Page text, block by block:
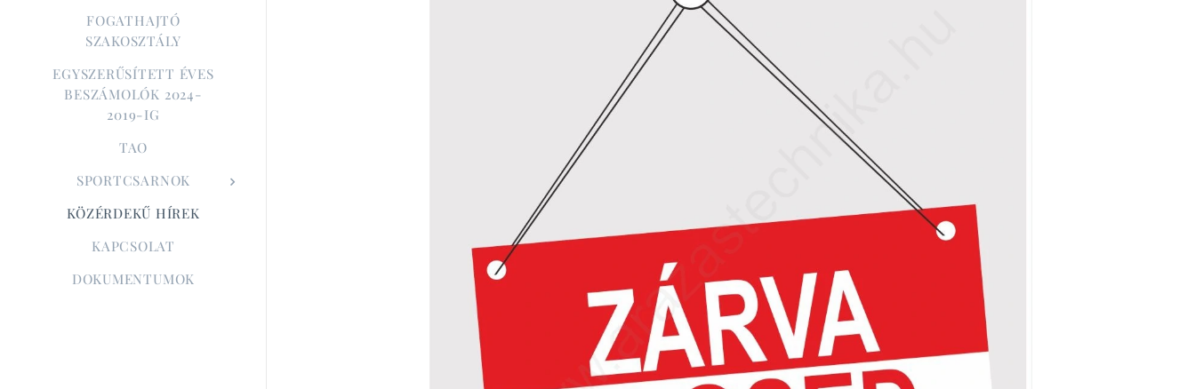
FOGATHAJTÓ
SZAKOSZTÁLY
EGYSZERŰSÍTETT ÉVES
BESZÁMOLÓK 2024-
2019-IG
TAO
SPORTCSARNOK
KÖZÉRDEKŰ HÍREK
KAPCSOLAT
DOKUMENTUMOK